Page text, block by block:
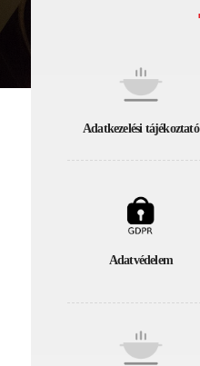
Adatkezelési tájékoztató
Adatvédelem